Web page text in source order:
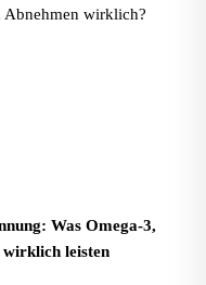
Abnehmen wirklich?
Was Omega-3,
leisten